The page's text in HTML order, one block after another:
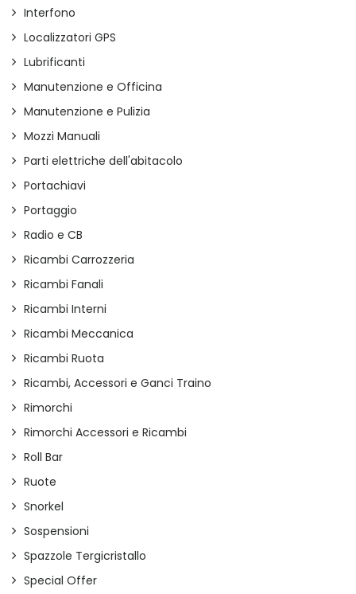
Interfono
Localizzatori GPS
Lubrificanti
Manutenzione e Officina
Manutenzione e Pulizia
Mozzi Manuali
Parti elettriche dell'abitacolo
Portachiavi
Portaggio
Radio e CB
Ricambi Carrozzeria
Ricambi Fanali
Ricambi Interni
Ricambi Meccanica
Ricambi Ruota
Ricambi, Accessori e Ganci Traino
Rimorchi
Rimorchi Accessori e Ricambi
Roll Bar
Ruote
Snorkel
Sospensioni
Spazzole Tergicristallo
Special Offer